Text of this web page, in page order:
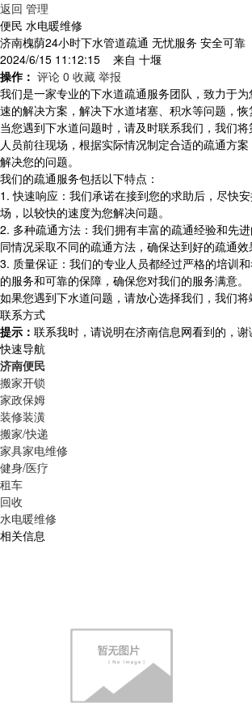
返回 管理
便民 水电暖维修
济南槐荫24小时下水管道疏通 无忧服务 安全可靠
2024/6/15 11:12:15 来自 十堰
操作： 评论 0 收藏 举报
我们是一家专业的下水道疏通服务团队，致力于
速的解决方案，解决下水道堵塞、积水等问题，恢
当您遇到下水道问题时，请及时联系我们，我们
人员前往现场，根据实际情况制定合适的疏通方
解决您的问题。
我们的疏通服务包括以下特点：
1. 快速响应：我们承诺在接到您的求助后，尽快
场，以较快的速度为您解决问题。
2. 多种疏通方法：我们拥有丰富的疏通经验和先
同情况采取不同的疏通方法，确保达到好的疏通效
3. 质量保证：我们的专业人员都经过严格的培训
的服务和可靠的保障，确保您对我们的服务满意。
如果您遇到下水道问题，请放心选择我们，我们将
联系方式
提示： 联系我时，请说明在济南信息网看到的，谢
快速导航
济南便民
搬家开锁
家政保姆
装修装潢
搬家/快递
家具家电维修
健身/医疗
租车
回收
水电暖维修
相关信息